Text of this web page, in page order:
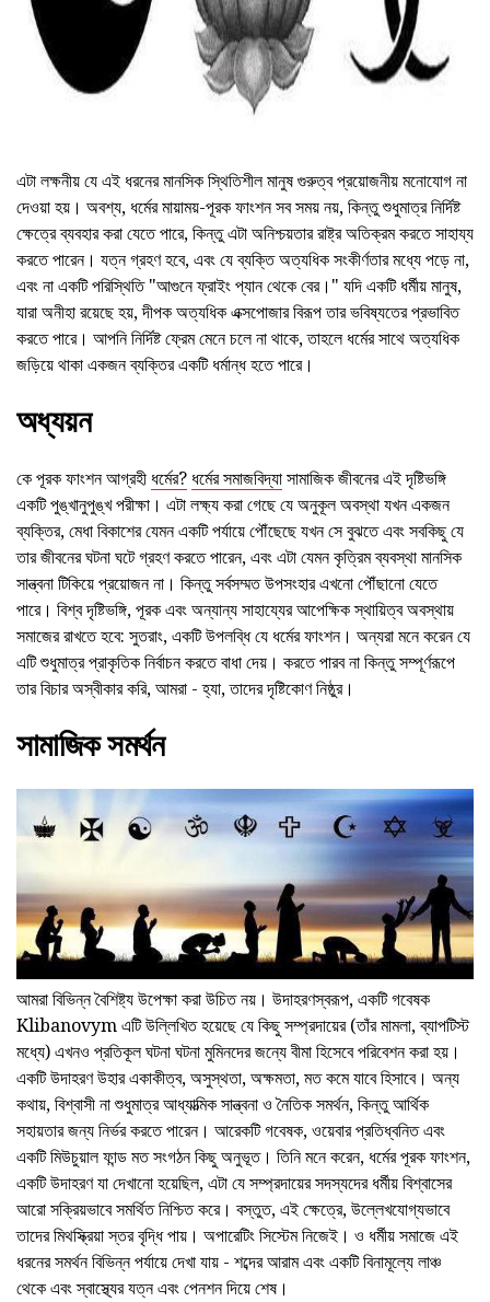
এটা লক্ষনীয় যে এই ধরনের মানসিক স্থিতিশীল মানুষ গুরুত্ব প্রয়োজনীয় মনোযোগ না
দেওয়া হয়। অবশ্য, ধর্মের মায়াময়-পূরক ফাংশন সব সময় নয়, কিন্তু শুধুমাত্র নির্দিষ্ট
ক্ষেত্রে ব্যবহার করা যেতে পারে, কিন্তু এটা অনিশ্চয়তার রাষ্ট্র অতিক্রম করতে সাহায্য
করতে পারেন। যত্ন গ্রহণ হবে, এবং যে ব্যক্তি অত্যধিক সংকীর্ণতার মধ্যে পড়ে না,
এবং না একটি পরিস্থিতি "আগুনে ফ্রাইং প্যান থেকে বের।" যদি একটি ধর্মীয় মানুষ,
যারা অনীহা রয়েছে হয়, দীপক অত্যধিক এক্সপোজার বিরূপ তার ভবিষ্যতের প্রভাবিত
করতে পারে। আপনি নির্দিষ্ট ফ্রেম মেনে চলে না থাকে, তাহলে ধর্মের সাথে অত্যধিক
জড়িয়ে থাকা একজন ব্যক্তির একটি ধর্মান্ধ হতে পারে।
অধ্যয়ন
কে পূরক ফাংশন আগ্রহী ধর্মের? ধর্মের সমাজবিদ্যাসামাজিক জীবনের এই দৃষ্টিভঙ্গি
একটি পুঙ্খানুপুঙ্খ পরীক্ষা। এটা লক্ষ্য করা গেছে যে অনুকূল অবস্থা যখন একজন
ব্যক্তির, মেধা বিকাশের যেমন একটি পর্যায়ে পৌঁছেছে যখন সে বুঝতে এবং সবকিছু যে
তার জীবনের ঘটনা ঘটে গ্রহণ করতে পারেন, এবং এটা যেমন কৃত্রিম ব্যবস্থা মানসিক
সান্ত্বনা টিকিয়ে প্রয়োজন না। কিন্তু সর্বসম্মত উপসংহার এখনো পৌঁছানো যেতে
পারে। বিশ্ব দৃষ্টিভঙ্গি, পূরক এবং অন্যান্য সাহায্যের আপেক্ষিক স্থায়িত্ব অবস্থায়
সমাজের রাখতে হবে: সুতরাং, একটি উপলব্ধি যে ধর্মের ফাংশন। অন্যরা মনে করেন যে
এটি শুধুমাত্র প্রাকৃতিক নির্বাচন করতে বাধা দেয়। করতে পারব না কিন্তু সম্পূর্ণরূপে
তার বিচার অস্বীকার করি, আমরা - হ্যা, তাদের দৃষ্টিকোণ নিষ্ঠুর।
সামাজিক সমর্থন
আমরা বিভিন্ন বৈশিষ্ট্য উপেক্ষা করা উচিত নয়। উদাহরণস্বরূপ, একটি গবেষক
Klibanovym এটি উল্লিখিত হয়েছে যে কিছু সম্প্রদায়ের (তাঁর মামলা, ব্যাপটিস্ট
মধ্যে) এখনও প্রতিকূল ঘটনা ঘটনা মুমিনদের জন্যে বীমা হিসেবে পরিবেশন করা হয়।
একটি উদাহরণ উহার একাকীত্ব, অসুস্থতা, অক্ষমতা, মত কমে যাবে হিসাবে। অন্য
কথায়, বিশ্বাসী না শুধুমাত্র আধ্যাত্মিক সান্ত্বনা ও নৈতিক সমর্থন, কিন্তু আর্থিক
সহায়তার জন্য নির্ভর করতে পারেন। আরেকটি গবেষক, ওয়েবার প্রতিধ্বনিত এবং
একটি মিউচুয়াল ফান্ড মত সংগঠন কিছু অনুভূত। তিনি মনে করেন, ধর্মের পূরক ফাংশন,
একটি উদাহরণ যা দেখানো হয়েছিল, এটা যে সম্প্রদায়ের সদস্যদের ধর্মীয় বিশ্বাসের
আরো সক্রিয়ভাবে সমর্থিত নিশ্চিত করে। বস্তুত, এই ক্ষেত্রে, উল্লেখযোগ্যভাবে
তাদের মিথস্ক্রিয়া স্তর বৃদ্ধি পায়। অপারেটিং সিস্টেম নিজেই। ও ধর্মীয় সমাজে এই
ধরনের সমর্থন বিভিন্ন পর্যায়ে দেখা যায় - শব্দের আরাম এবং একটি বিনামূল্যে লাঞ্চ
থেকে এবং স্বাস্থ্যের যত্ন এবং পেনশন দিয়ে শেষ।